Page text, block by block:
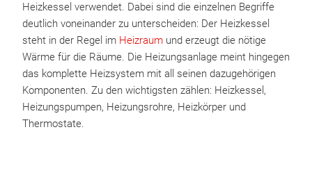
Heizkessel verwendet. Dabei sind die einzelnen Begriffe
deutlich voneinander zu unterscheiden: Der Heizkessel
steht in der Regel im Heizraum und erzeugt die nötige
Wärme für die Räume. Die Heizungsanlage meint hingegen
das komplette Heizsystem mit all seinen dazugehörigen
Komponenten. Zu den wichtigsten zählen: Heizkessel,
Heizungspumpen, Heizungsrohre, Heizkörper und
Thermostate.